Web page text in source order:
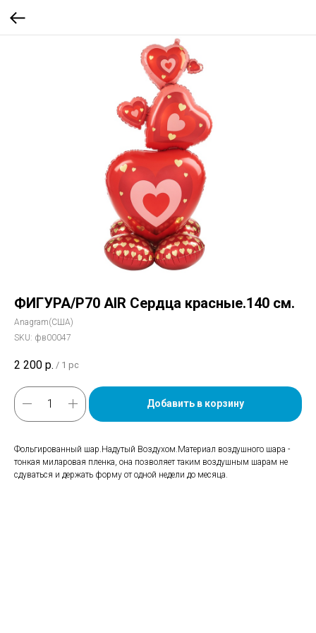
ФИГУРА/P70 AIR Сердца красные.140 см.
Anagram(США)
SKU: фв00047
2 200 р. / 1 pc
Добавить в корзину
Фольгированный шар.Надутый Воздухом.Материал воздушного шара -
тонкая миларовая пленка, она позволяет таким воздушным шарам не
сдуваться и держать форму от одной недели до месяца.